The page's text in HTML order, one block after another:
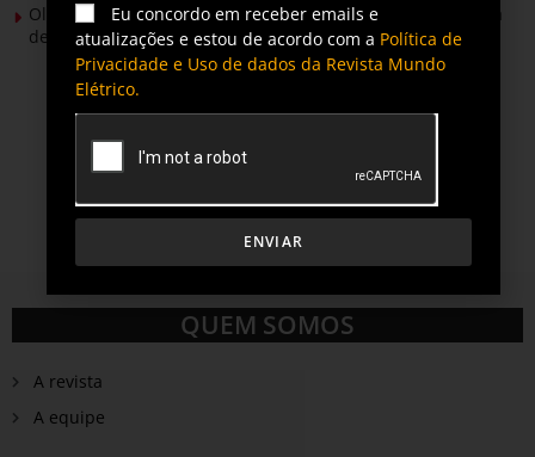
Olimpíada Nacional de Eficiência Energética alcança marca
de 50 mil inscritos
QUEM SOMOS
A revista
A equipe
Eu concordo em receber emails e
atualizações e estou de acordo com a Política de
Privacidade e Uso de dados da Revista Mundo
Elétrico.
ENVIAR